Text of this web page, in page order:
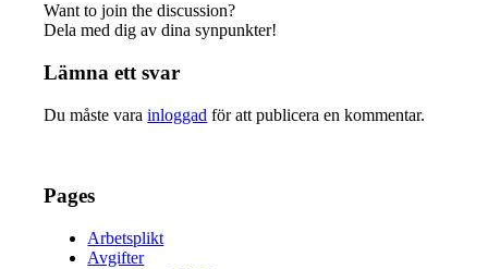
Want to join the discussion?
Dela med dig av dina synpunkter!
Lämna ett svar
Du måste varainloggad för att publicera en kommentar.
Pages
Arbetsplikt
Avgifter